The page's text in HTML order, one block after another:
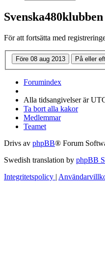
För att fortsätta med
Forumindex
Alla tidsangivelser är
Ta bort alla kakor
Medlemmar
Teamet
Drivs av phpBB® Forum
Swedish translation by phpBB
Integritetspolicy |